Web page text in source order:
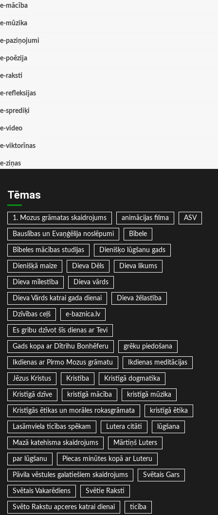
e-mācība
e-mūzika
e-paziņojumi
e-poēzija
e-raksti
e-refleksijas
e-sprediķi
e-video
e-viktorīnas
e-ziņas
Tēmas
1. Mozus grāmatas skaidrojums animācijas filma ASV
Bauslības un Evaņģēlija noslēpumi Bībele
Bībeles mācības studijas Dienišķo lūgšanu gads
Dienišķā maize Dieva Dēls Dieva likums
Dieva mīlestība Dieva vārds
Dieva Vārds katrai gada dienai Dieva žēlastība
Dzīvības ceļš e-baznica.lv
Es gribu dzīvot šīs dienas ar Tevi
Gads kopa ar Dītrihu Bonhēferu grēku piedošana
Ikdienas ar Pirmo Mozus grāmatu Ikdienas meditācijas
Jēzus Kristus Kristība Kristīgā dogmatika
Kristīgā dzīve kristīgā mācība kristīgā mūzika
Kristīgās ētikas un morāles rokasgrāmata kristīgā ētika
Lasāmviela ticības spēkam Lutera citāti lūgšana
Mazā katehisma skaidrojums Mārtiņš Luters
par lūgšanu Piecas minūtes kopā ar Luteru
Pāvila vēstules galatiešiem skaidrojums Svētais Gars
Svētais Vakarēdiens Svētie Raksti
Svēto Rakstu apceres katrai dienai ticība